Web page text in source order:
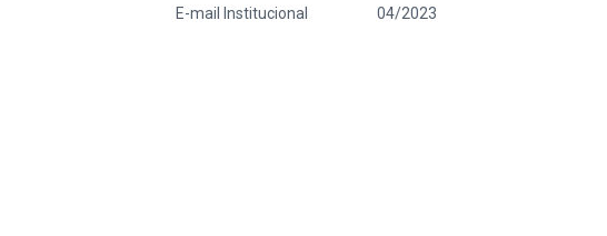
E-mail Institucional 04/2023